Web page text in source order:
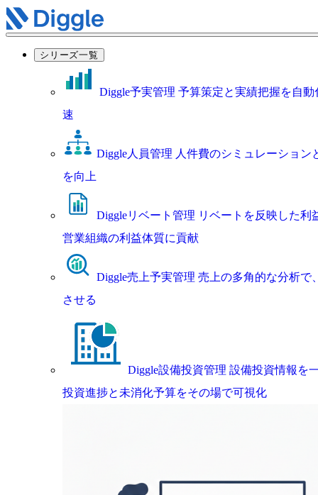
シリーズ一覧
Diggle予実管理 予算策定と実績把握を自
速
Diggle人員管理 人件費のシミュレーション
を向上
Diggleリベート管理 リベートを反映した利
営業組織の利益体質に貢献
Diggle売上予実管理 売上の多角的な分析で
させる
Diggle設備投資管理 設備投資情報を
投資進捗と未消化予算をその場で可視化